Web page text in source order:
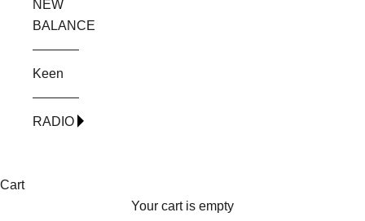
NEW
BALANCE
Keen
RADIO
Cart
Your cart is empty